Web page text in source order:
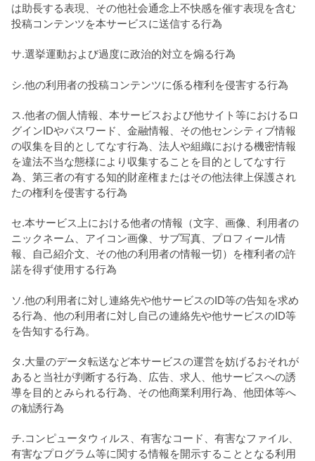
は助長する表現、その他社会通念上不快感を催す表現を含む
投稿コンテンツを本サービスに送信する行為
サ.選挙運動および過度に政治的対立を煽る行為
シ.他の利用者の投稿コンテンツに係る権利を侵害する行為
ス.他者の個人情報、本サービスおよび他サイト等におけるロ
グインIDやパスワード、金融情報、その他センシティブ情報
の収集を目的としてなす行為、法人や組織における機密情報
を違法不当な態様により収集することを目的としてなす行
為、第三者の有する知的財産権またはその他法律上保護され
たの権利を侵害する行為
セ.本サービス上における他者の情報（文字、画像、利用者の
ニックネーム、アイコン画像、サブ写真、プロフィール情
報、自己紹介文、その他の利用者の情報一切）を権利者の許
諾を得ず使用する行為
ソ.他の利用者に対し連絡先や他サービスのID等の告知を求め
る行為、他の利用者に対し自己の連絡先や他サービスのID等
を告知する行為。
タ.大量のデータ転送など本サービスの運営を妨げるおそれが
あると当社が判断する行為、広告、求人、他サービスへの誘
導を目的とみられる行為、その他商業利用行為、他団体等へ
の勧誘行為
チ.コンピュータウィルス、有害なコード、有害なファイル、
有害なプログラム等に関する情報を開示することとなる利用